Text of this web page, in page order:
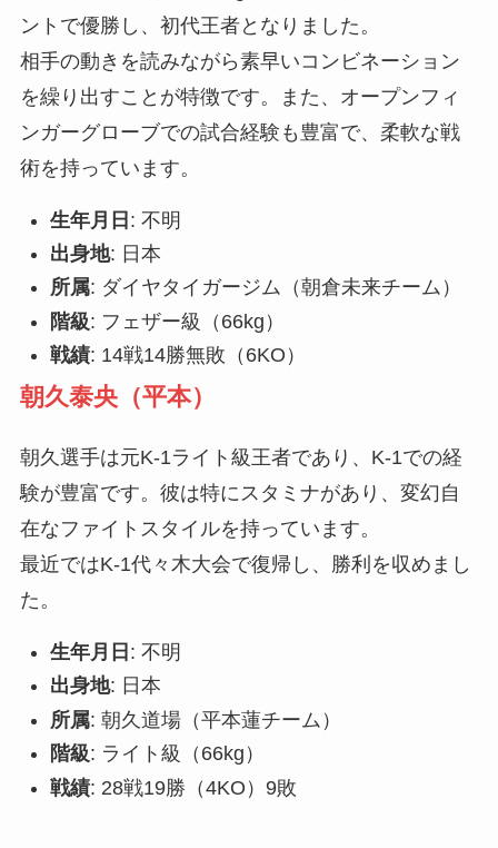
ントで優勝し、初代王者となりました。
相手の動きを読みながら素早いコンビネーション
を繰り出すことが特徴です。また、オープンフィ
ンガーグローブでの試合経験も豊富で、柔軟な戦
術を持っています。
生年月日 : 不明
出身地: 日本
所属: ダイヤタイガージム（朝倉未来チーム）
階級: フェザー級（66kg）
戦績: 14戦14勝無敗（6KO）
朝久泰央（平本）
朝久選手は元K-1ライト級王者であり、K-1での経
験が豊富です。彼は特にスタミナがあり、変幻自
在なファイトスタイルを持っています。
最近ではK-1代々木大会で復帰し、勝利を収めまし
た。
生年月日 : 不明
出身地: 日本
所属: 朝久道場（平本蓮チーム）
階級: ライト級（66kg）
戦績: 28戦19勝（4KO）9敗